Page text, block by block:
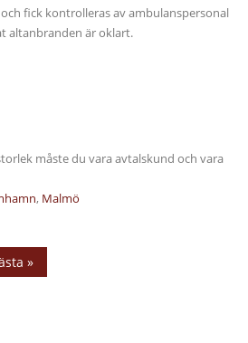
fick kontrolleras av ambulanspersonal
altanbranden är oklart.
måste du vara avtalskund och vara
, Malmö
»